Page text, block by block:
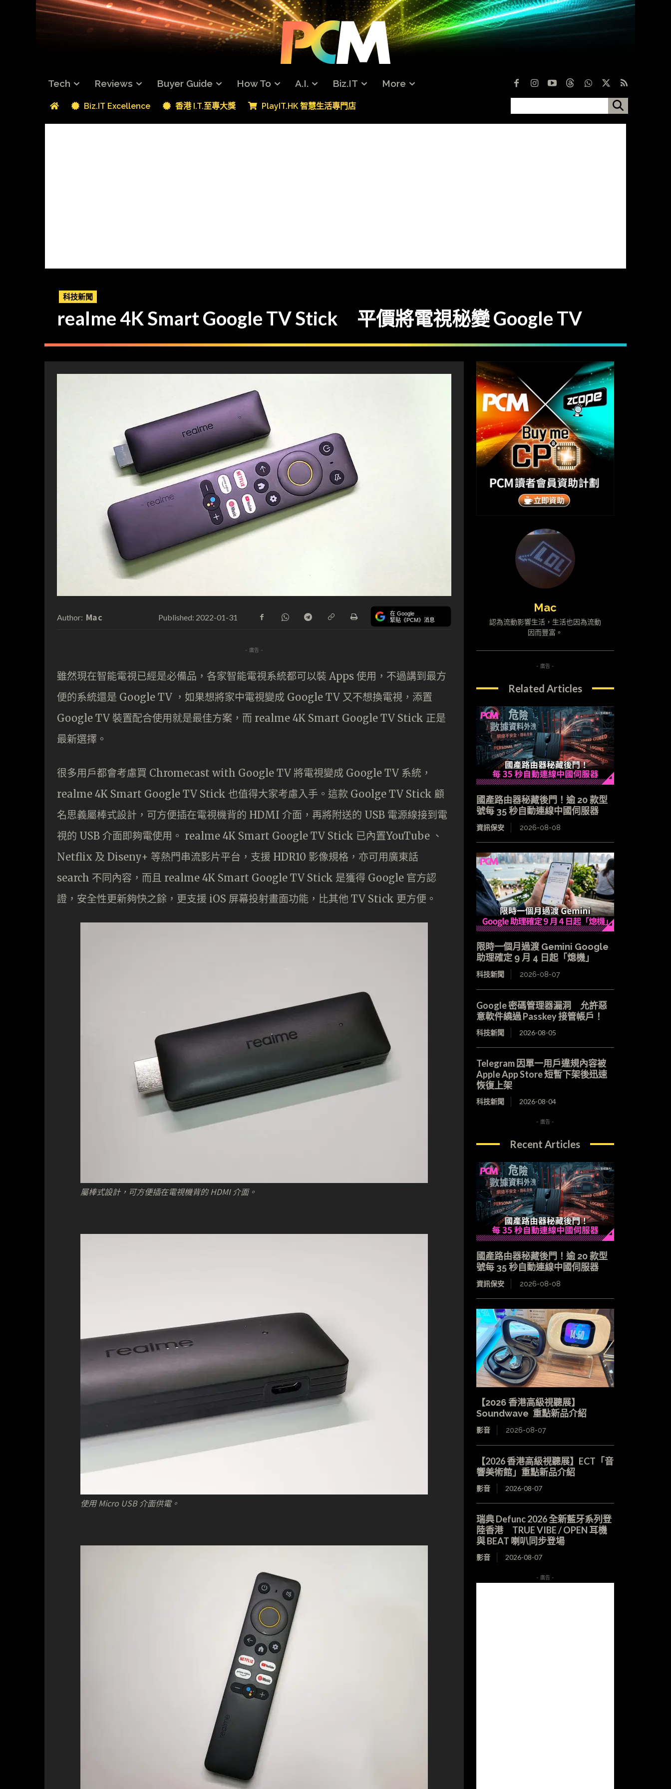
Tech Reviews Buyer Guide How To A.I. Biz.IT More
Biz.IT Excellence 香港 I.T.至專大獎 PlayIT.HK 智慧生活專門店
科技新聞
realme 4K Smart Google TV Stick 平價將電視秘變 Google TV
Author: Mac Published: 2022-01-31 在 Google
緊貼《PCM》消息
- 廣告 -
雖然現在智能電視已經是必備品，各家智能電視系統都可以裝 Apps 使用，不過講到最方
便的系統還是 Google TV ，如果想將家中電視變成 Google TV 又不想換電視，添置
Google TV 裝置配合使用就是最佳方案，而 realme 4K Smart Google TV Stick 正是
最新選擇。
很多用戶都會考慮買 Chromecast with Google TV 將電視變成 Google TV 系統，
realme 4K Smart Google TV Stick 也值得大家考慮入手。這款 Goolge TV Stick 顧
名思義屬棒式設計，可方便插在電視機背的 HDMI 介面，再將附送的 USB 電源線接到電
視的 USB 介面即夠電使用。 realme 4K Smart Google TV Stick 已內置YouTube 、
Netflix 及 Diseny+ 等熱門串流影片平台，支援 HDR10 影像規格，亦可用廣東話
search 不同內容，而且 realme 4K Smart Google TV Stick 是獲得 Google 官方認
證，安全性更新夠快之餘，更支援 iOS 屏幕投射畫面功能，比其他 TV Stick 更方便。
屬棒式設計，可方便插在電視機背的 HDMI 介面。
使用 Micro USB 介面供電。
Mac
認為流動影響生活，生活也因為流動
因而豐富。
- 廣告 -
Related Articles
國產路由器秘藏後門！逾 20 款型
號每 35 秒自動連線中國伺服器
資訊保安 2026-08-08
限時一個月過渡 Gemini Google
助理確定 9 月 4 日起「熄機」
科技新聞 2026-08-07
Google 密碼管理器漏洞 允許惡
意軟件繞過 Passkey 接管帳戶！
科技新聞 2026-08-05
Telegram 因單一用戶違規內容被
Apple App Store 短暫下架後迅速
恢復上架
科技新聞 2026-08-04
- 廣告 -
Recent Articles
國產路由器秘藏後門！逾 20 款型
號每 35 秒自動連線中國伺服器
資訊保安 2026-08-08
【2026 香港高級視聽展】
Soundwave 重點新品介紹
影音 2026-08-07
【2026 香港高級視聽展】ECT「音
響美術館」重點新品介紹
影音 2026-08-07
瑞典 Defunc 2026 全新藍牙系列登
陸香港 TRUE VIBE / OPEN 耳機
與 BEAT 喇叭同步登場
影音 2026-08-07
- 廣告 -